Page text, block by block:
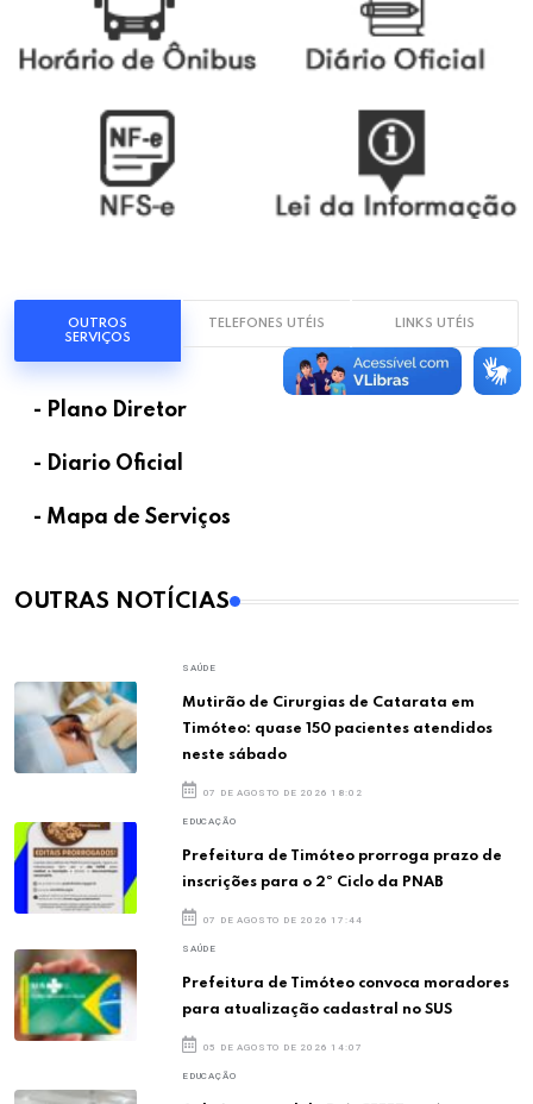
OUTROS
SERVIÇOS
TELEFONES UTÉIS LINKS UTÉIS
- Plano Diretor
- Diario Oficial
- Mapa de Serviços
OUTRAS NOTÍCIAS
SAÚDE
Mutirão de Cirurgias de Catarata em
Timóteo: quase 150 pacientes atendidos
neste sábado
07 DE AGOSTO DE 2026 18:02
EDUCAÇÃO
Prefeitura de Timóteo prorroga prazo de
inscrições para o 2º Ciclo da PNAB
07 DE AGOSTO DE 2026 17:44
SAÚDE
Prefeitura de Timóteo convoca moradores
para atualização cadastral no SUS
05 DE AGOSTO DE 2026 14:07
EDUCAÇÃO